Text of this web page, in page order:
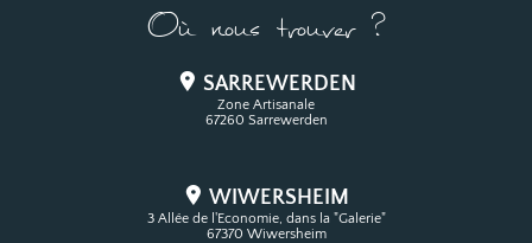
Où nous trouver ?
SARREWERDEN
Zone Artisanale
67260 Sarrewerden
WIWERSHEIM
3 Allée de l'Economie, dans la "Galerie"
67370 Wiwersheim